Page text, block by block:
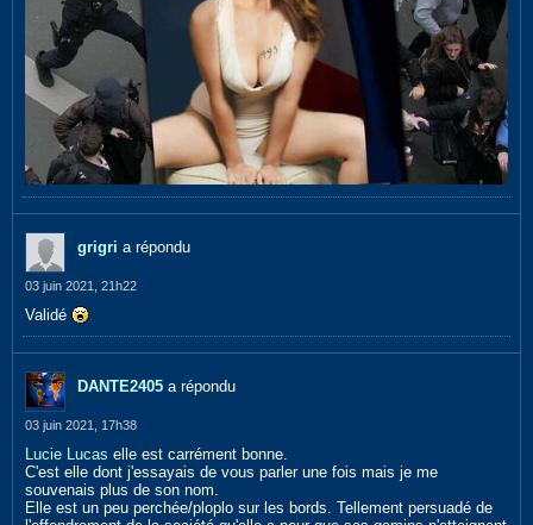
grigri a répondu
03 juin 2021, 21h22
Validé
DANTE2405 a répondu
03 juin 2021, 17h38
Lucie Lucas elle est carrément bonne.
C'est elle dont j'essayais de vous parler une fois mais je me
souvenais plus de son nom.
Elle est un peu perchée/ploplo sur les bords. Tellement persuadé de